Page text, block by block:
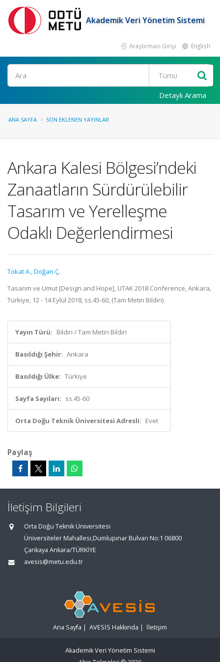
Akademik Veri Yönetim Sistemi
Araştırmacı Girişi English
Ara
Detaylı Arama
ANA SAYFA SON EKLENEN YAYINLAR
Ankara Kalesi Bölgesi’ndeki
Zanaatların Sürdürülebilir
Tasarım ve Yerelleşme
Odaklı Değerlendirmesi
Tokat A.,Doğan Ç.
Tasarım ve Umut [Design and Hope], UTAK 2018 Conference, Ankara,
Türkiye, 12 - 14 Eylül 2018, ss.45-60, (Tam Metin Bildiri)
Yayın Türü: Bildiri / Tam Metin Bildiri
Basıldığı Şehir: Ankara
Basıldığı Ülke: Türkiye
Sayfa Sayıları: ss.45-60
Orta Doğu Teknik Üniversitesi Adresli: Evet
Paylaş
İletişim Bilgileri
Orta Doğu Teknik Üniversitesi
Üniversiteler Mahallesi,Dumlupınar Bulvarı No:1 06800
Çankaya Ankara/TÜRKİYE
avesis@metu.edu.tr
Ana Sayfa | AVESİS Hakkında | İletişim
Akademik Veri Yönetim Sistemi